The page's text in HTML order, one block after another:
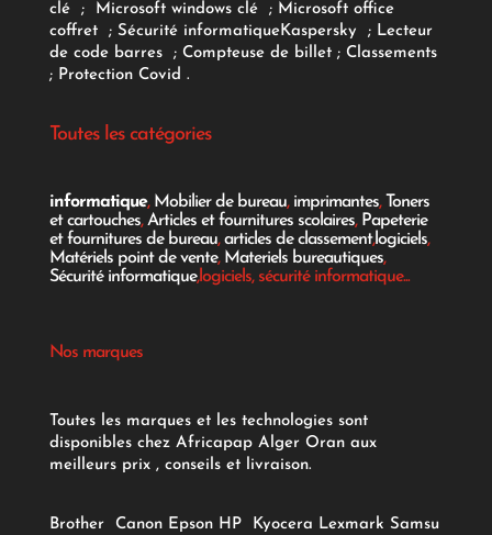
clé
; Microsoft windows clé; Microsoft office
coffret ; Sécurité informatiqueKaspersky ; Lecteur
de code barres
; Compteuse de billet; Classements
; Protection Covid .
Toutes les catégories
informatique, Mobilier de bureau, imprimantes, Toners
et cartouches,Articles et fournitures scolaires, Papeterie
et fournitures de bureau,articles de classement,logiciels,
Matériels point de vente, Materiels bureautiques,
Sécurité informatique,logiciels, sécurité informatique...
Nos marques
Toutes les marques et les technologies sont
disponibles chez Africapap Alger Oran aux
meilleurs prix , conseils et livraison.
Brother Canon Epson HP Kyocera Lexmark Samsu